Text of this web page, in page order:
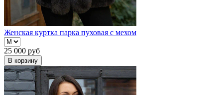
Женская куртка парка пуховая с мехом
25 000 руб
В корзину